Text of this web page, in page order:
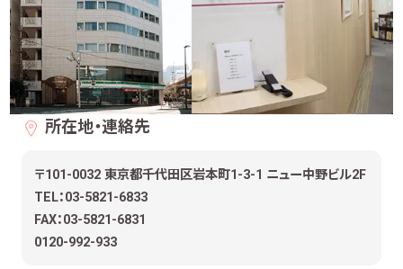
所在地・連絡先
〒101-0032 東京都千代田区岩本町1-3-1 ニュー中野ビル2F
TEL：03-5821-6833
FAX：03-5821-6831
0120-992-933